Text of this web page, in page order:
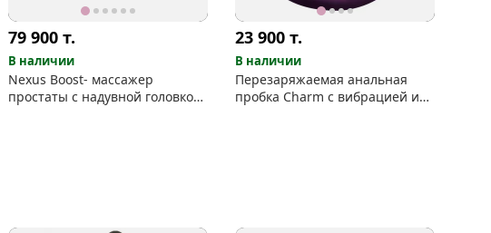
79 900 т.
В наличии
Nexus Boost- массажер
простаты с надувной головкой
23 900 т.
В наличии
Перезаряжаемая анальная
пробка Charm с вибрацией и